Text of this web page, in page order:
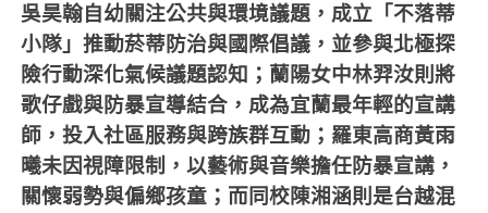
吳昊翰自幼關注公共與環境議題，成立「不落蒂
小隊」推動菸蒂防治與國際倡議，並參與北極探
險行動深化氣候議題認知；蘭陽女中林羿汝則將
歌仔戲與防暴宣導結合，成為宜蘭最年輕的宣講
師，投入社區服務與跨族群互動；羅東高商黃雨
曦未因視障限制，以藝術與音樂擔任防暴宣講，
關懷弱勢與偏鄉孩童；而同校陳湘涵則是台越混